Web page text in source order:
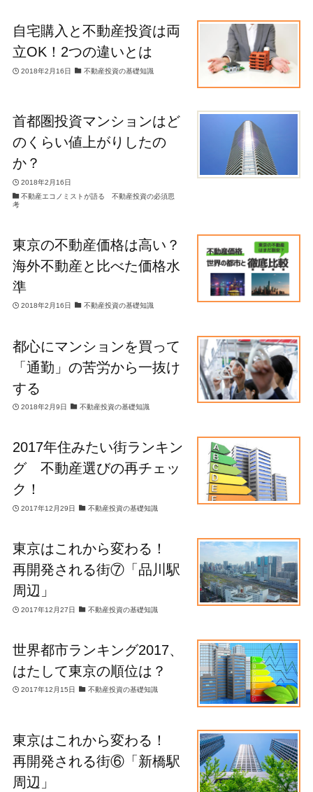
自宅購入と不動産投資は両
立OK！2つの違いとは
2018年2月16日 不動産投資の基礎知識
首都圏投資マンションはど
のくらい値上がりしたの
か？
2018年2月16日
不動産エコノミストが語る 不動産投資の必須思
考
東京の不動産価格は高い？
海外不動産と比べた価格水
準
2018年2月16日 不動産投資の基礎知識
都心にマンションを買って
「通勤」の苦労から一抜け
する
2018年2月9日 不動産投資の基礎知識
2017年住みたい街ランキン
グ 不動産選びの再チェッ
ク！
2017年12月29日 不動産投資の基礎知識
東京はこれから変わる！
再開発される街⑦「品川駅
周辺」
2017年12月27日 不動産投資の基礎知識
世界都市ランキング2017、
はたして東京の順位は？
2017年12月15日 不動産投資の基礎知識
東京はこれから変わる！
再開発される街⑥「新橋駅
周辺」